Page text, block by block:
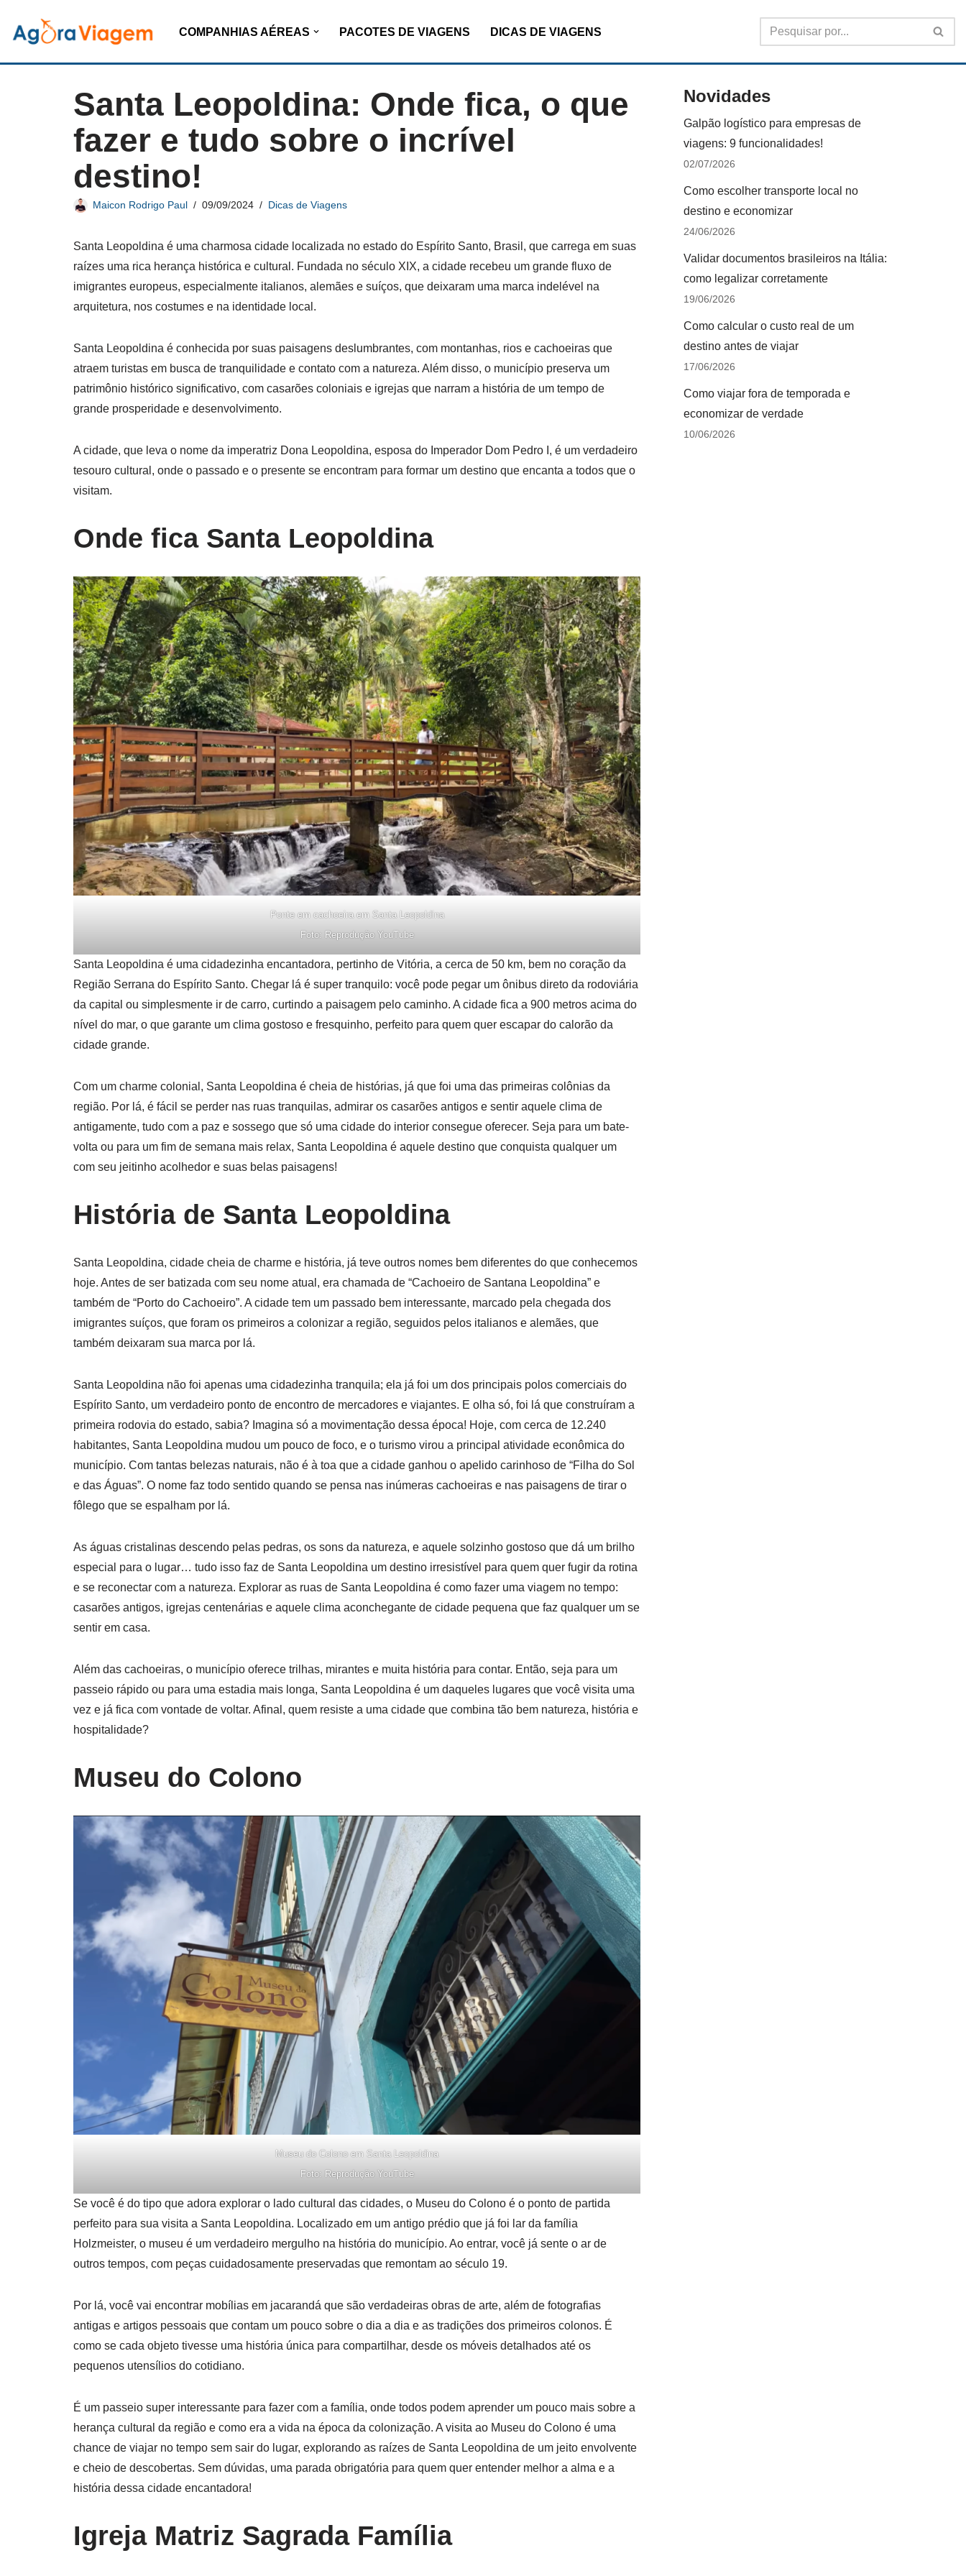
Pular
para
COMPANHIAS AÉREAS PACOTES DE VIAGENS DICAS DE VIAGENS
Santa Leopoldina: Onde fica, o que
fazer e tudo sobre o incrível
destino!
Maicon Rodrigo Paul 09/09/2024 Dicas de Viagens
Santa Leopoldina é uma charmosa cidade localizada no estado do Espírito Santo, Brasil, que carrega em suas
raízes uma rica herança histórica e cultural. Fundada no século XIX, a cidade recebeu um grande fluxo de
imigrantes europeus, especialmente italianos, alemães e suíços, que deixaram uma marca indelével na
arquitetura, nos costumes e na identidade local.
Santa Leopoldina é conhecida por suas paisagens deslumbrantes, com montanhas, rios e cachoeiras que
atraem turistas em busca de tranquilidade e contato com a natureza. Além disso, o município preserva um
patrimônio histórico significativo, com casarões coloniais e igrejas que narram a história de um tempo de
grande prosperidade e desenvolvimento.
A cidade, que leva o nome da imperatriz Dona Leopoldina, esposa do Imperador Dom Pedro I, é um verdadeiro
tesouro cultural, onde o passado e o presente se encontram para formar um destino que encanta a todos que o
visitam.
Onde fica Santa Leopoldina
Ponte em cachoeira em Santa Leopoldina
Foto: Reprodução YouTube
Santa Leopoldina é uma cidadezinha encantadora, pertinho de Vitória, a cerca de 50 km, bem no coração da
Região Serrana do Espírito Santo. Chegar lá é super tranquilo: você pode pegar um ônibus direto da rodoviária
da capital ou simplesmente ir de carro, curtindo a paisagem pelo caminho. A cidade fica a 900 metros acima do
nível do mar, o que garante um clima gostoso e fresquinho, perfeito para quem quer escapar do calorão da
cidade grande.
Com um charme colonial, Santa Leopoldina é cheia de histórias, já que foi uma das primeiras colônias da
região. Por lá, é fácil se perder nas ruas tranquilas, admirar os casarões antigos e sentir aquele clima de
antigamente, tudo com a paz e sossego que só uma cidade do interior consegue oferecer. Seja para um bate-
volta ou para um fim de semana mais relax, Santa Leopoldina é aquele destino que conquista qualquer um
com seu jeitinho acolhedor e suas belas paisagens!
História de Santa Leopoldina
Santa Leopoldina, cidade cheia de charme e história, já teve outros nomes bem diferentes do que conhecemos
hoje. Antes de ser batizada com seu nome atual, era chamada de “Cachoeiro de Santana Leopoldina” e
também de “Porto do Cachoeiro”. A cidade tem um passado bem interessante, marcado pela chegada dos
imigrantes suíços, que foram os primeiros a colonizar a região, seguidos pelos italianos e alemães, que
também deixaram sua marca por lá.
Santa Leopoldina não foi apenas uma cidadezinha tranquila; ela já foi um dos principais polos comerciais do
Espírito Santo, um verdadeiro ponto de encontro de mercadores e viajantes. E olha só, foi lá que construíram a
primeira rodovia do estado, sabia? Imagina só a movimentação dessa época! Hoje, com cerca de 12.240
habitantes, Santa Leopoldina mudou um pouco de foco, e o turismo virou a principal atividade econômica do
município. Com tantas belezas naturais, não é à toa que a cidade ganhou o apelido carinhoso de “Filha do Sol
e das Águas”. O nome faz todo sentido quando se pensa nas inúmeras cachoeiras e nas paisagens de tirar o
fôlego que se espalham por lá.
As águas cristalinas descendo pelas pedras, os sons da natureza, e aquele solzinho gostoso que dá um brilho
especial para o lugar… tudo isso faz de Santa Leopoldina um destino irresistível para quem quer fugir da rotina
e se reconectar com a natureza. Explorar as ruas de Santa Leopoldina é como fazer uma viagem no tempo:
casarões antigos, igrejas centenárias e aquele clima aconchegante de cidade pequena que faz qualquer um se
sentir em casa.
Além das cachoeiras, o município oferece trilhas, mirantes e muita história para contar. Então, seja para um
passeio rápido ou para uma estadia mais longa, Santa Leopoldina é um daqueles lugares que você visita uma
vez e já fica com vontade de voltar. Afinal, quem resiste a uma cidade que combina tão bem natureza, história e
hospitalidade?
Museu do Colono
Museu do Colono em Santa Leopoldina
Foto: Reprodução YouTube
Se você é do tipo que adora explorar o lado cultural das cidades, o Museu do Colono é o ponto de partida
perfeito para sua visita a Santa Leopoldina. Localizado em um antigo prédio que já foi lar da família
Holzmeister, o museu é um verdadeiro mergulho na história do município. Ao entrar, você já sente o ar de
outros tempos, com peças cuidadosamente preservadas que remontam ao século 19.
Por lá, você vai encontrar mobílias em jacarandá que são verdadeiras obras de arte, além de fotografias
antigas e artigos pessoais que contam um pouco sobre o dia a dia e as tradições dos primeiros colonos. É
como se cada objeto tivesse uma história única para compartilhar, desde os móveis detalhados até os
pequenos utensílios do cotidiano.
É um passeio super interessante para fazer com a família, onde todos podem aprender um pouco mais sobre a
herança cultural da região e como era a vida na época da colonização. A visita ao Museu do Colono é uma
chance de viajar no tempo sem sair do lugar, explorando as raízes de Santa Leopoldina de um jeito envolvente
e cheio de descobertas. Sem dúvidas, uma parada obrigatória para quem quer entender melhor a alma e a
história dessa cidade encantadora!
Igreja Matriz Sagrada Família
Novidades
Galpão logístico para empresas de
viagens: 9 funcionalidades!
02/07/2026
Como escolher transporte local no
destino e economizar
24/06/2026
Validar documentos brasileiros na Itália:
como legalizar corretamente
19/06/2026
Como calcular o custo real de um
destino antes de viajar
17/06/2026
Como viajar fora de temporada e
economizar de verdade
10/06/2026